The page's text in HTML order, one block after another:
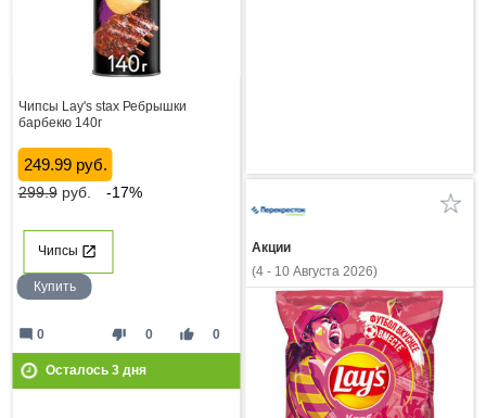
Чипсы Lay's stax Ребрышки
барбекю 140г
249.99 руб.
299.9руб. -17%
Чипсы
Купить
thumb_down 0 thumb_up 0
mode_comment 0
Осталось 3дня
Акции
(4 - 10 Августа 2026)